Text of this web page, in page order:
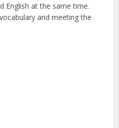
English at the same time.
and meeting the